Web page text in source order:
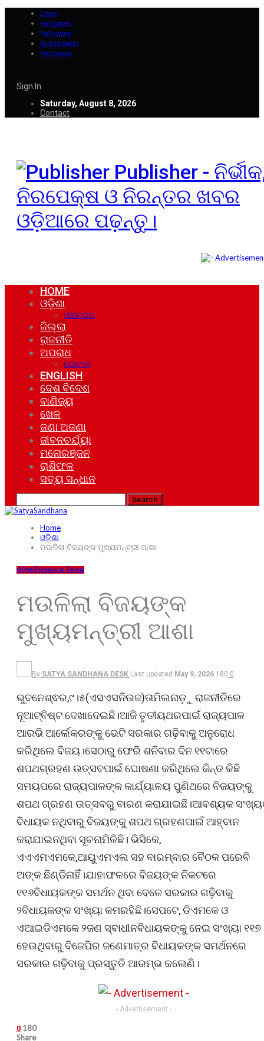
Likes
Followers
Followers
Subscribers
Followers
Sign In
Saturday, August 8, 2026
Contact
Publisher -
ନିରପେକ୍ଷ ଓ ନିରନ୍ତର ଖବର
ଓଡ଼ିଆରେ ପଢ଼ନ୍ତୁ।
HOME
ଓଡ଼ିଶା
ମହାନଗର
ଜିଲ୍ଲା
ରାଜନୀତି
ଅପରାଧ
ଘୋଟାଲା
ENGLISH
ଦେଶ ବିଦେଶ
ବାଣିଜ୍ୟ
ଖେଳ
ଜଣା ଅଜଣା
ଜୀବନଚର୍ଯ୍ୟା
ମନୋରଞ୍ଜନ
ରାଶିଫଳ
ସତ୍ୟ ସନ୍ଧାନ
Home
ଓଡ଼ିଶା
ମଉଳିଲା ବିଜୟଙ୍କ ମୁଖ୍ୟମନ୍ତ୍ରୀ ଆଶା
ଓଡ଼ିଶାଜିଲ୍ଲାଦେଶ ବିଦେଶ
ମଉଳିଲା ବିଜୟଙ୍କ
ମୁଖ୍ୟମନ୍ତ୍ରୀ ଆଶା
By SATYA SANDHANA DESK Last updated May 9, 2026 180 0
ଭୁବନେଶ୍ଵର,୯।୫(ଏସଏସନିଉଜ)ତାମିଲନାଡ଼ୁ ରାଜନୀତିରେ
ନୂଆଟ୍ବିଷ୍ଟ ଦେଖାଦେଇଛି।ଆଜି ତୃତୀୟଥରପାଇଁ ରାଜ୍ୟପାଳ
ଆରଭି ଆର୍ଲେକରଙ୍କୁ ଭେଟି ସରକାର ଗଢ଼ିବାକୁ ଅନୁରୋଧ
କରିଥିଲେ ବିଜୟ।ସେଠାରୁ ଫେରି ଶନିବାର ଦିନ ୧୧ଟାରେ
ଶପଥଗ୍ରହଣ ଉତ୍ସବପାଇଁ ଘୋଷଣା କରିଥିଲେ କିନ୍ତ କିଛି
ସମୟପରେ ରାଜ୍ୟପାଳଙ୍କ କାର୍ଯ୍ୟାଳୟ ପୁଣିଥରେ ବିଜୟଙ୍କୁ
ଶପଥ ଗ୍ରହଣ ଉତ୍ସବରୁ ବାରଣ କରାଯାଇଛି।ଆବଶ୍ୟକ
ବିଧାୟକ ନଥିବାରୁ ବିଜୟଙ୍କୁ ଶପଥ ଗ୍ରହଣପାଇଁ ଆହ୍ବାନ
କରାଯାଇନଥିବା ସୂଚନାମିଳିଛି। ଭିସିକେ,
ଏଏଏମଏମକେ,ଆୟୁଏମଏଲ ସହ ବାରମ୍ବାର ବୈଠକ ପରେବି
ଅଙ୍କ ଛିଣ୍ଡିନାହିଁ।ଯାହାଫଳରେ ବିଜୟଙ୍କ ନିକଟରେ
୧୧୬ବିଧାୟକଙ୍କ ସମର୍ଥନ ଥିବା ବେଳେ ସରକାର ଗଢ଼ିବାକୁ
୨ବିଧାୟକଙ୍କ ସଂଖ୍ୟା କମରହିଛି।ସେପଟେ, ଡିଏମକେ ଓ
ଏଆଇଡିଏମକେ ୨ଜଣ ସ୍ବାଧୀନବିଧାୟକଙ୍କୁ ନେଇ ସଂଖ୍ୟା ୧୧୭
ହେଉଥିବାରୁ ବିଜେପିର ଜଣେମାତ୍ର ବିଧାୟକଙ୍କ ସମର୍ଥନରେ
ସରକାର ଗଢ଼ିବାକୁ ପ୍ରସ୍ତୁତି ଆରମ୍ଭ କଲେଣି।
- Advertisement -
0 180
Share